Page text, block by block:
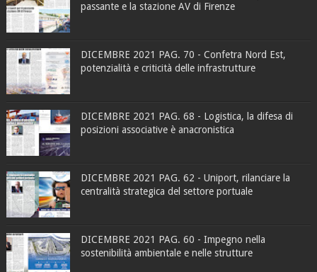
passante e la stazione AV di Firenze
DICEMBRE 2021 PAG. 70 - Confetra Nord Est,
potenzialità e criticità delle infrastrutture
DICEMBRE 2021 PAG. 68 - Logistica, la difesa di
posizioni associative è anacronistica
DICEMBRE 2021 PAG. 62 - Uniport, rilanciare la
centralità strategica del settore portuale
DICEMBRE 2021 PAG. 60 - Impegno nella
sostenibilità ambientale e nelle strutture